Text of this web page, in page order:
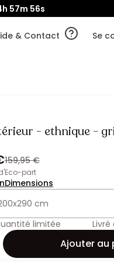
57m 54s
& Contact Se
- ethnique -
159,95 €
part
Dimensions
cm
limitée Livré
Ajouter au